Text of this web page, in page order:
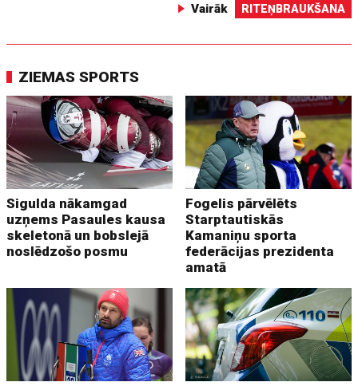
Vairāk RITEŅBRAUKŠANA
ZIEMAS SPORTS
Sigulda nākamgad
uzņems Pasaules kausa
skeletonā un bobslejā
noslēdzošo posmu
Fogelis pārvēlēts
Starptautiskās
Kamaniņu sporta
federācijas prezidenta
amatā